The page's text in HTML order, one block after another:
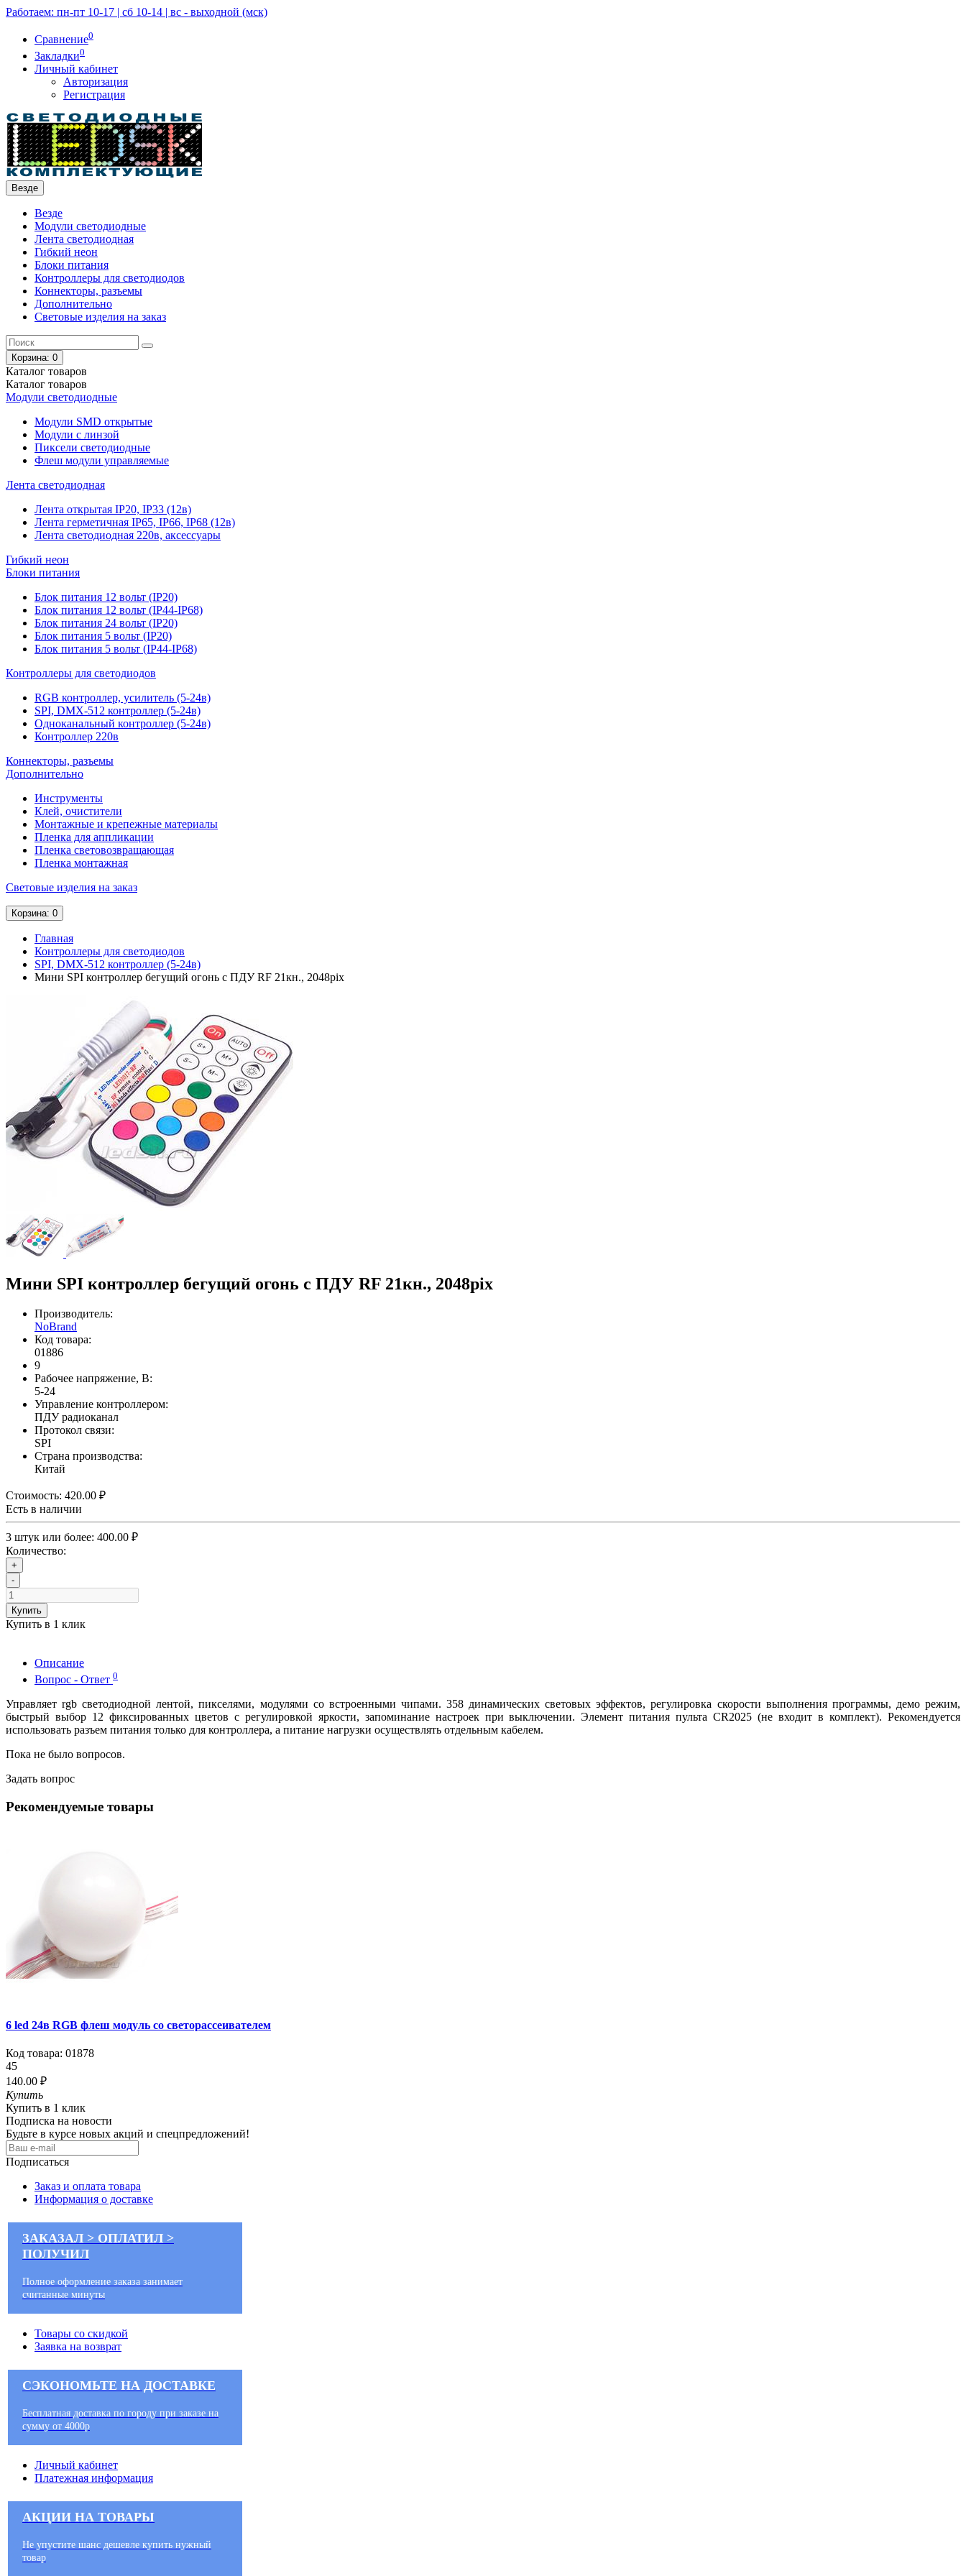
Работаем: пн-пт 10-17 | сб 10-14 | вс - выходной (мск)
Сравнение0
Закладки0
Личный кабинет
Авторизация
Регистрация
Везде
Везде
Модули светодиодные
Лента светодиодная
Гибкий неон
Блоки питания
Контроллеры для светодиодов
Коннекторы, разъемы
Дополнительно
Световые изделия на заказ
Корзина: 0
Каталог товаров
Каталог товаров
Модули светодиодные
Модули SMD открытые
Модули с линзой
Пиксели светодиодные
Флеш модули управляемые
Лента светодиодная
Лента открытая IP20, IP33 (12в)
Лента герметичная IP65, IP66, IP68 (12в)
Лента светодиодная 220в, аксессуары
Гибкий неон
Блоки питания
Блок питания 12 вольт (IP20)
Блок питания 12 вольт (IP44-IP68)
Блок питания 24 вольт (IP20)
Блок питания 5 вольт (IP20)
Блок питания 5 вольт (IP44-IP68)
Контроллеры для светодиодов
RGB контроллер, усилитель (5-24в)
SPI, DMX-512 контроллер (5-24в)
Одноканальный контроллер (5-24в)
Контроллер 220в
Коннекторы, разъемы
Дополнительно
Инструменты
Клей, очистители
Монтажные и крепежные материалы
Пленка для аппликации
Пленка световозвращающая
Пленка монтажная
Световые изделия на заказ
Корзина: 0
Главная
Контроллеры для светодиодов
SPI, DMX-512 контроллер (5-24в)
Мини SPI контроллер бегущий огонь с ПДУ RF 21кн., 2048pix
Мини SPI контроллер бегущий огонь с ПДУ RF 21кн., 2048pix
Производитель:
NoBrand
Код товара:
01886
9
Рабочее напряжение, В:
5-24
Управление контроллером:
ПДУ радиоканал
Протокол связи:
SPI
Страна производства:
Китай
Стоимость: 420.00 ₽
Есть в наличии
3 штук или более: 400.00 ₽
Количество:
+
-
Купить
Купить в 1 клик
Описание
Вопрос - Ответ 0
Управляет rgb светодиодной лентой, пикселями, модулями со встроенными чипами. 358 динамических световых эффектов, регулировка скорости выполнения программы, демо режим,
быстрый выбор 12 фиксированных цветов с регулировкой яркости, запоминание настроек при выключении. Элемент питания пульта CR2025 (не входит в комплект). Рекомендуется
использовать разъем питания только для контроллера, а питание нагрузки осуществлять отдельным кабелем.
Пока не было вопросов.
Задать вопрос
Рекомендуемые товары
6 led 24в RGB флеш модуль со светорассеивателем
Код товара: 01878
45
140.00 ₽
Купить
Купить в 1 клик
Подписка на новости
Будьте в курсе новых акций и спецпредложений!
Подписаться
Заказ и оплата товара
Информация о доставке
ЗАКАЗАЛ > ОПЛАТИЛ >
ПОЛУЧИЛ
Полное оформление заказа занимает
считанные минуты
Товары со скидкой
Заявка на возврат
СЭКОНОМЬТЕ НА ДОСТАВКЕ
Бесплатная доставка по городу при заказе на
сумму от 4000р
Личный кабинет
Платежная информация
АКЦИИ НА ТОВАРЫ
Не упустите шанс дешевле купить нужный
товар